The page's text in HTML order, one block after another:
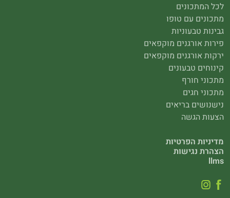
לכל המתכונים
מתכונים עם טופו
גבינות טבעוניות
פירות אורגנים מוקפאים
ירקות אורגנים מוקפאים
קינוחים טבעונים
מתכוני חורף
מתכוני חגים
נישנושים בריאים
הצעות הגשה
מדיניות הפרטיות
הצהרת נגישות
llms